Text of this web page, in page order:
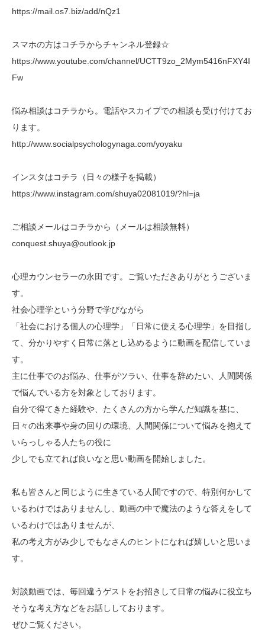
https://mail.os7.biz/add/nQz1
スマホの方はコチラからチャンネル登録☆
https://www.youtube.com/channel/UCTT9zo_2Mym5416nFXY4I
Fw
悩み相談はコチラから。電話やスカイプでの相談も受け付けてお
ります。
http://www.socialpsychologynaga.com/yoyaku
インスタはコチラ（日々の様子を掲載）
https://www.instagram.com/shuya02081019/?hl=ja
ご相談メールはコチラから（メールは相談無料）
conquest.shuya@outlook.jp
心理カウンセラーの永田です。ご覧いただきありがとうございま
す。
社会心理学という分野で学びながら
「社会における個人の心理学」「日常に使える心理学」を目指し
て、分かりやすく日常に落とし込めるように動画を配信していま
す。
主に仕事でのお悩み、仕事がツラい、仕事を辞めたい、人間関係
で悩んでいる方を対象としております。
自分で得てきた経験や、たくさんの方から学んだ知識を基に、
日々の出来事や身の回りの環境、人間関係について悩みを抱えて
いらっしゃる人たちの役に
少しでも立てれば良いなと思い動画を開始しました。
私も皆さんと同じように生きている人間ですので、特別何かして
いるわけではありませんし、動画の中で魔法のような答えをして
いるわけではありませんが、
私の考え方がみ少しでもなさんのヒントになれば嬉しいと思いま
す。
対談動画では、毎回違うゲストをお招きして日常の悩みに役立ち
そうな考え方などをお話ししております。
ぜひご覧ください。